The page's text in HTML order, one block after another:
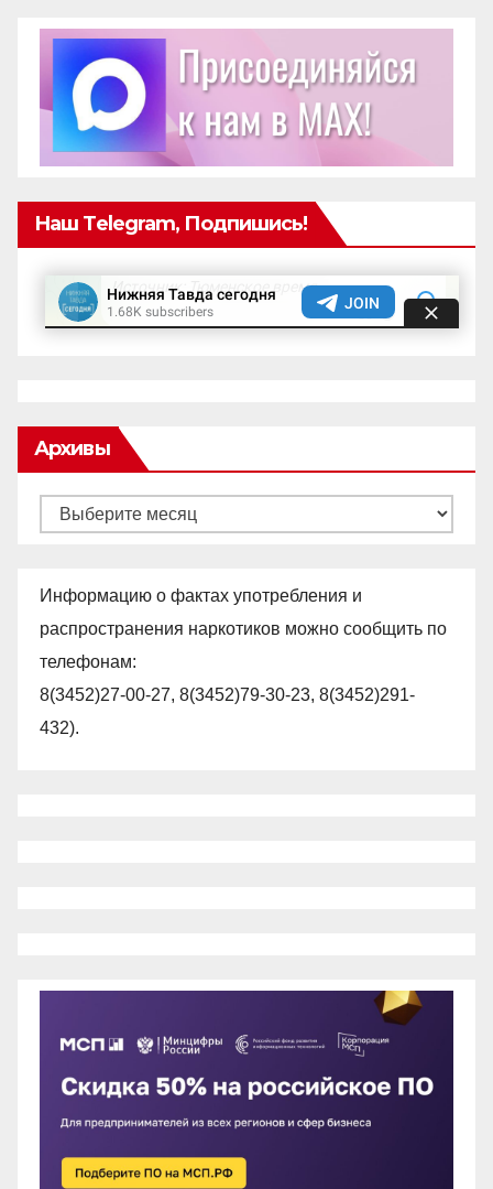
Наш Telegram, Подпишись!
Архивы
Архивы
Информацию о фактах употребления и
распространения наркотиков можно сообщить по
телефонам:
8(3452)27-00-27, 8(3452)79-30-23, 8(3452)291-
432).